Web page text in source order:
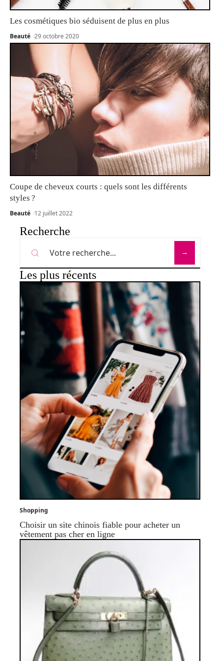
Les cosmétiques bio séduisent de plus en plus
Beauté 29 octobre 2020
Coupe de cheveux courts : quels sont les différents
styles ?
Beauté 12 juillet 2022
Recherche
Les plus récents
Shopping
Choisir un site chinois fiable pour acheter un
vêtement pas cher en ligne